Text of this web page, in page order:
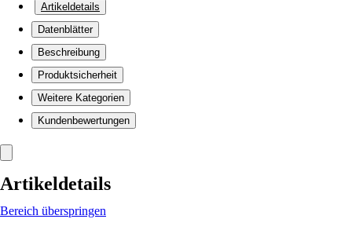
Artikeldetails
Datenblätter
Beschreibung
Produktsicherheit
Weitere Kategorien
Kundenbewertungen
Artikeldetails
Bereich überspringen